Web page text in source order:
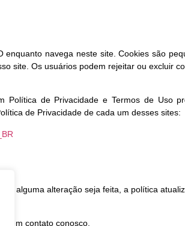
navega neste site. Cookies são
site. Os usuários podem rejeitar ou excluir
de Privacidade e Termos de Uso
de Privacidade de cada um desses sites:
alguma alteração seja feita, a política
em contato conosco.